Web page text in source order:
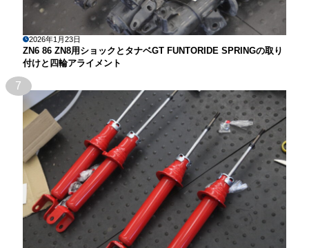
2026年1月23日
ZN6 86 ZN8用ショックとタナベGT FUNTORIDE SPRINGの取り
付けと四輪アライメント
7